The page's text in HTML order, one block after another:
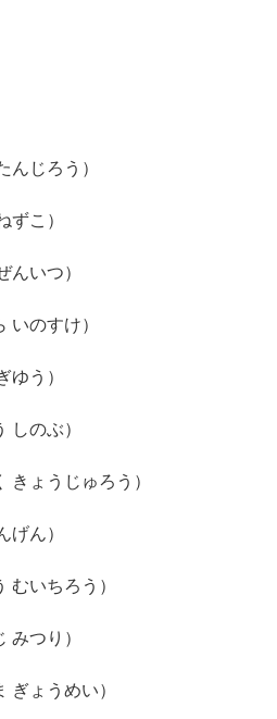
んじろう）
ずこ）
んいつ）
いのすけ）
ゆう）
しのぶ）
きょうじゅろう）
げん）
むいちろう）
みつり）
ぎょうめい）